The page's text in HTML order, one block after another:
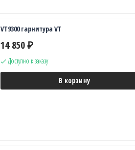
VT9300 гарнитура VT
14 850 ₽
Доступно к заказу
В корзину